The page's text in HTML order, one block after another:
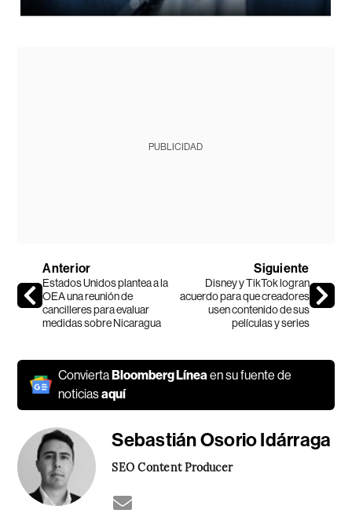
PUBLICIDAD
Anterior
Estados Unidos plantea a la
OEA una reunión de
cancilleres para evaluar
medidas sobre Nicaragua
Siguiente
Disney y TikTok logran
acuerdo para que creadores
usen contenido de sus
películas y series
ConviertaBloomberg Línea en su fuente de
noticiasaquí
Sebastián Osorio Idárraga
SEO Content Producer